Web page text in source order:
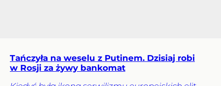
Tańczyła na weselu z Putinem. Dzisiaj robi
w Rosji za żywy bankomat